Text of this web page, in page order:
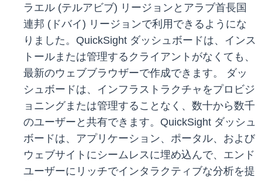
ラエル (テルアビブ) リージョンとアラブ首長国
連邦 (ドバイ) リージョンで利用できるようにな
りました。QuickSight ダッシュボードは、インス
トールまたは管理するクライアントがなくても、
最新のウェブブラウザーで作成できます。 ダッ
シュボードは、インフラストラクチャをプロビジ
ョニングまたは管理することなく、数十から数千
のユーザーと共有できます。QuickSight ダッシュ
ボードは、アプリケーション、ポータル、および
ウェブサイトにシームレスに埋め込んで、エンド
ユーザーにリッチでインタラクティブな分析を提